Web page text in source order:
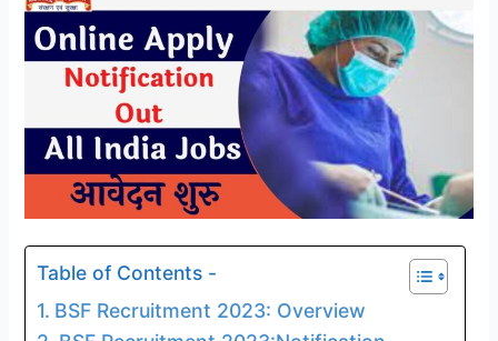
Table of Contents -
BSF Recruitment 2023: Overview